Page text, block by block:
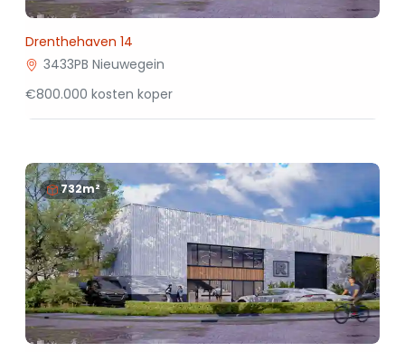
Drenthehaven 14
3433PB Nieuwegein
€800.000 kosten koper
732m²